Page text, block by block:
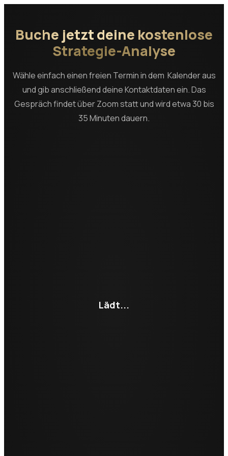
Buche jetzt deine kostenlose
Strategie-Analyse
Wähle einfach einen freien Termin in dem Kalender aus
und gib anschließend deine Kontaktdaten ein. Das
Gespräch findet über Zoom statt und wird etwa 30 bis
35 Minuten dauern.
Lädt...